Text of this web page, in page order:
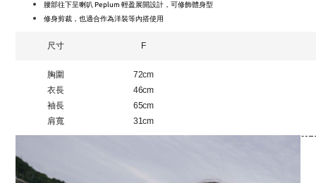
腰部往下呈喇叭 Peplum 輕盈展開設計，可修飾體身型
修身剪裁，也適合作為洋裝等內搭使用
尺寸 F
胸圍
衣長
袖長
肩寬
72cm
46cm
65cm
31cm